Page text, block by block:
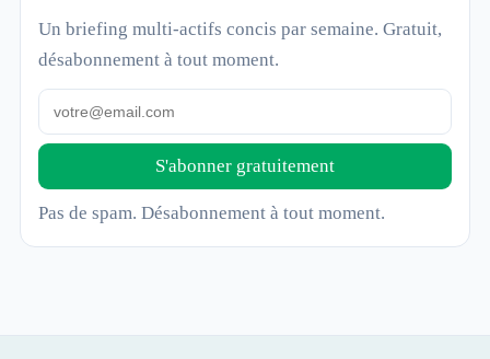
Un briefing multi-actifs concis par semaine. Gratuit,
désabonnement à tout moment.
S'abonner gratuitement
Pas de spam. Désabonnement à tout moment.